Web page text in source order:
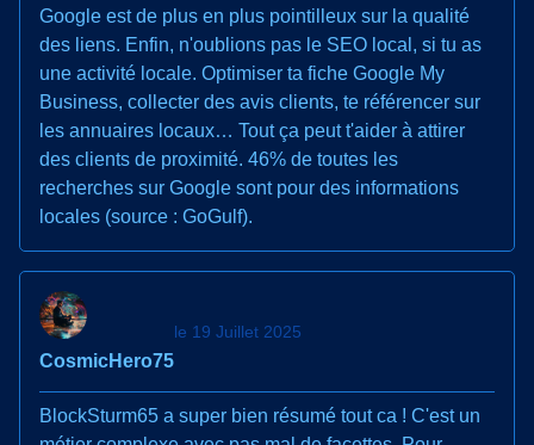
Google est de plus en plus pointilleux sur la qualité
des liens. Enfin, n'oublions pas le SEO local, si tu as
une activité locale. Optimiser ta fiche Google My
Business, collecter des avis clients, te référencer sur
les annuaires locaux… Tout ça peut t'aider à attirer
des clients de proximité. 46% de toutes les
recherches sur Google sont pour des informations
locales (source : GoGulf).
CosmicHero75
le 19 Juillet 2025
BlockSturm65 a super bien résumé tout ca ! C'est un